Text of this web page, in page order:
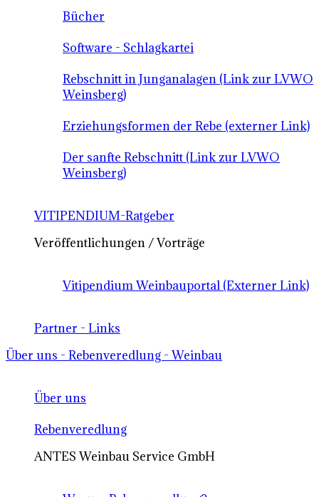
Bücher
Software - Schlagkartei
Rebschnitt in Junganalagen (Link zur LVWO
Weinsberg)
Erziehungsformen der Rebe (externer Link)
Der sanfte Rebschnitt (Link zur LVWO
Weinsberg)
VITIPENDIUM-Ratgeber
Veröffentlichungen / Vorträge
Vitipendium Weinbauportal (Externer Link)
Partner - Links
Über uns - Rebenveredlung - Weinbau
Über uns
Rebenveredlung
ANTES Weinbau Service GmbH